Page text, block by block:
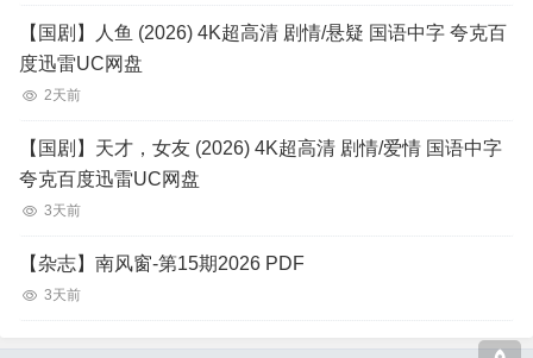
【国剧】人鱼 (2026) 4K超高清 剧情/悬疑 国语中字 夸克百
度迅雷UC网盘
2天前
【国剧】天才，女友 (2026) 4K超高清 剧情/爱情 国语中字
夸克百度迅雷UC网盘
3天前
【杂志】南风窗-第15期2026 PDF
3天前